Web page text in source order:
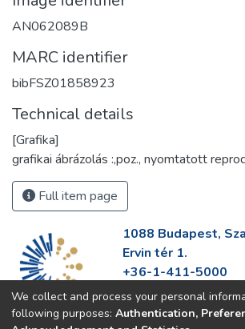
AN062089B
MARC identifier
bibFSZ01858923
Technical details
[Grafika]
grafikai ábrázolás :,poz., nyomtatott
Full item page
1088 Budapest,
Ervin tér 1.
+36-1-411-5000
info@fszek.hu
https://fszek.hu
We collect and process your personal
following purposes: Authentication,